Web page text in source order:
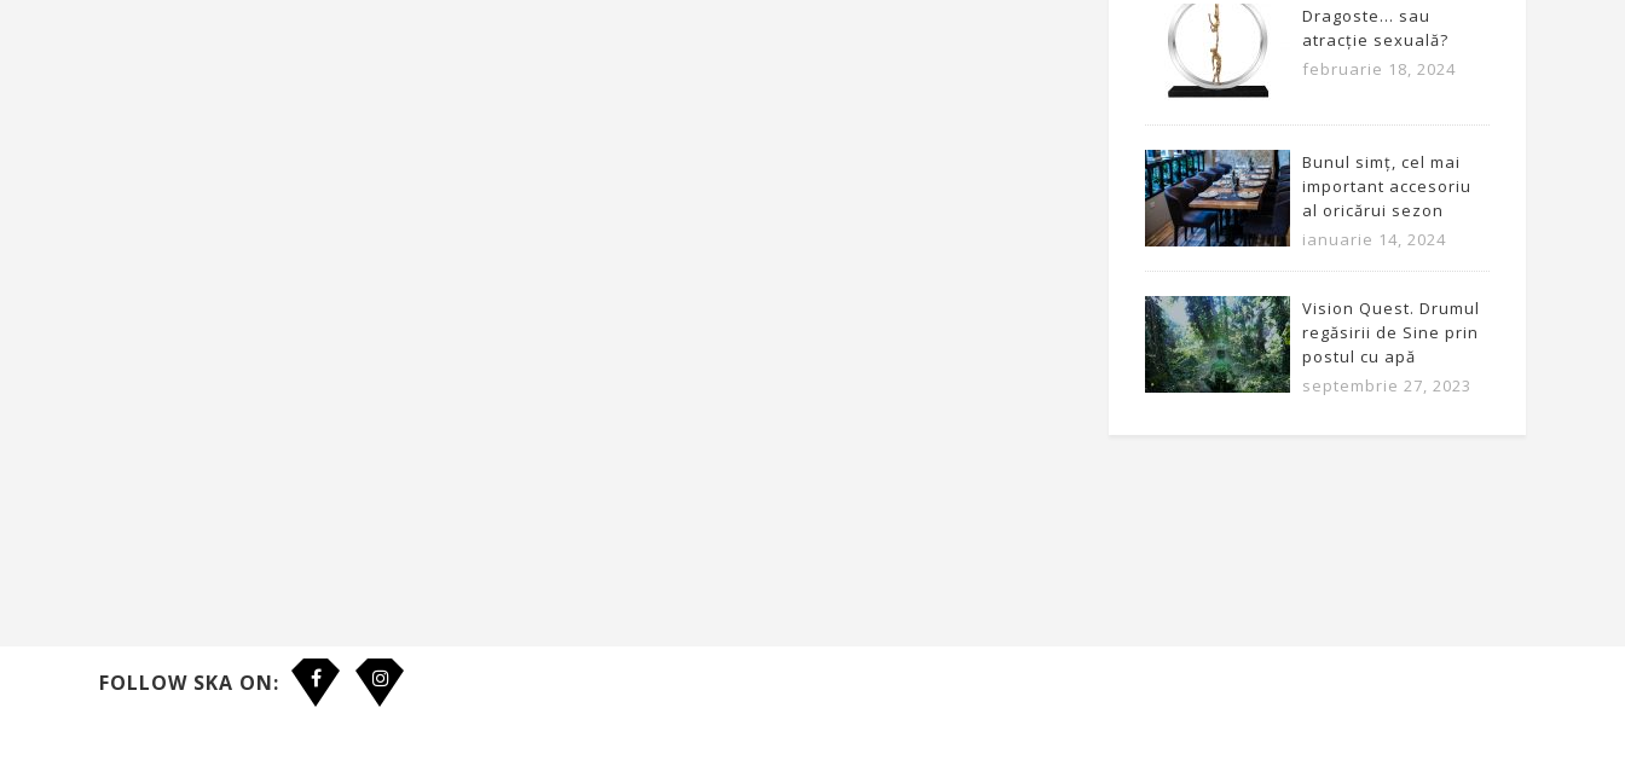
Dragoste… sau
atracție sexuală?
februarie 18, 2024
Bunul simț, cel mai
important accesoriu
al oricărui sezon
ianuarie 14, 2024
Vision Quest. Drumul
regăsirii de Sine prin
postul cu apă
septembrie 27, 2023
FOLLOW SKA ON: